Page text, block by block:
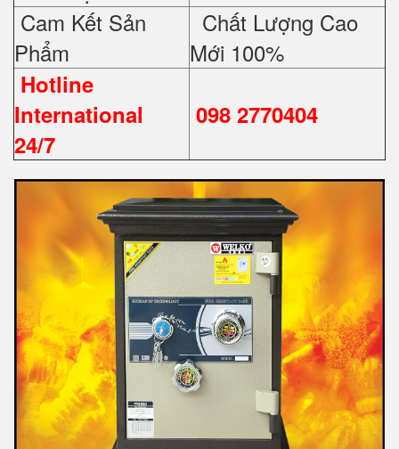
Cam Kết Sản
Phẩm
Chất Lượng Cao
Mới 100%
Hotline
International
24/7
098 2770404